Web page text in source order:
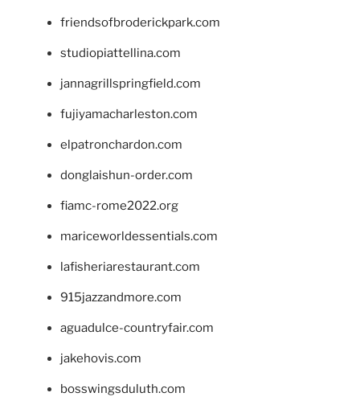
friendsofbroderickpark.com
studiopiattellina.com
jannagrillspringfield.com
fujiyamacharleston.com
elpatronchardon.com
donglaishun-order.com
fiamc-rome2022.org
mariceworldessentials.com
lafisheriarestaurant.com
915jazzandmore.com
aguadulce-countryfair.com
jakehovis.com
bosswingsduluth.com